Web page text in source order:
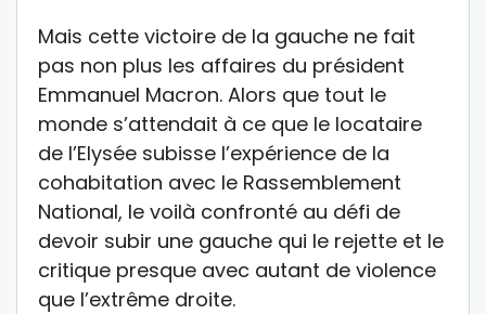
Mais cette victoire de la gauche ne fait
pas non plus les affaires du président
Emmanuel Macron. Alors que tout le
monde s’attendait à ce que le locataire
de l’Elysée subisse l’expérience de la
cohabitation avec le Rassemblement
National, le voilà confronté au défi de
devoir subir une gauche qui le rejette et le
critique presque avec autant de violence
que l’extrême droite.